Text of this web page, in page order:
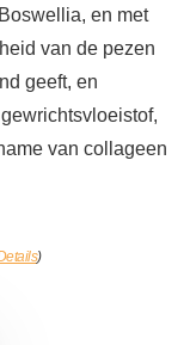
en met
van de pezen
geeft, en
van collageen
)